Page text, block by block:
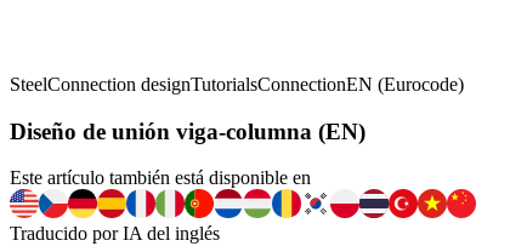
SteelConnection designTutorialsConnectionEN (Eurocode)
Diseño de unión viga-columna (EN)
Este artículo también está disponible en
Traducido por IA del inglés